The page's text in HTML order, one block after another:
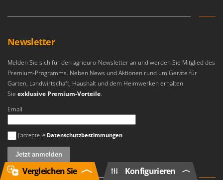
Newsletter
Melden Sie sich für den agrieuro-Newsletter an und werden Sie Mitglied des
Premium-Programms. Neben News und Aktionen rund um Geräte für
Garten, Landwirtschaft, Haushalt und dem Heimwerken erhalten
Sie exklusive Premium-Vorteile.
Email
Es ist ein Fehler aufgetreten
J'accepte le Datenschutzbestimmungen
Konfigurieren
Vergleichen Sie